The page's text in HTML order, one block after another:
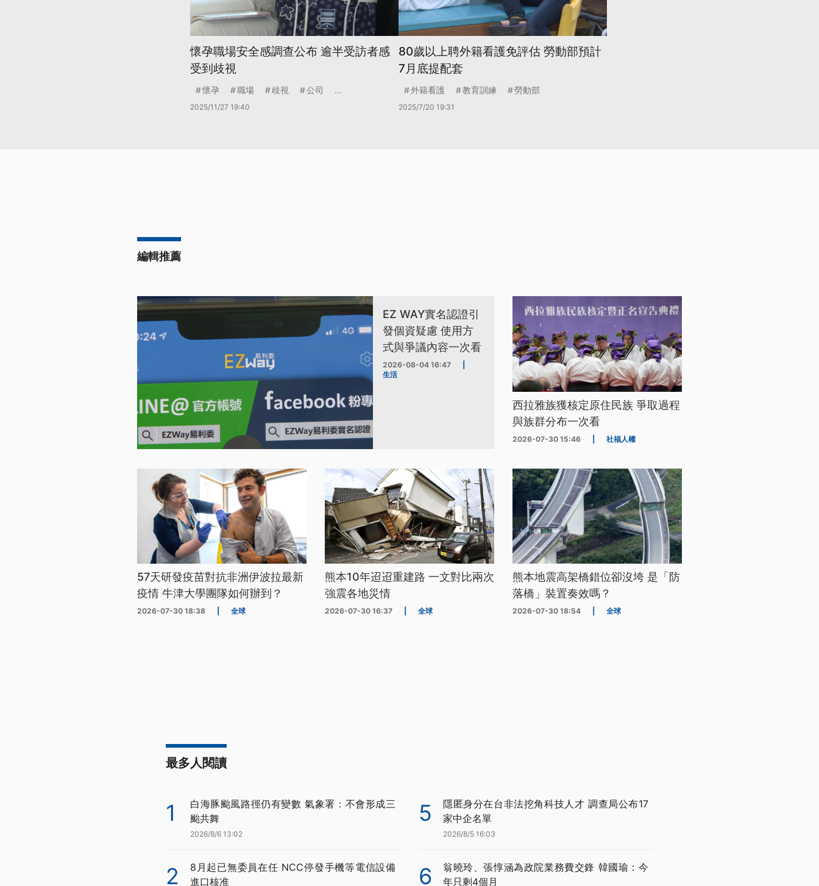
懷孕職場安全感調查公布 逾半受訪者感
受到歧視
懷孕 職場 歧視 公司 ...
2025/11/27 19:40
80歲以上聘外籍看護免評估 勞動部預計
7月底提配套
外籍看護 教育訓練 勞動部
2025/7/20 19:31
編輯推薦
EZ WAY實名認證引
發個資疑慮 使用方
式與爭議內容一次看
2026-08-04 16:47
生活
西拉雅族獲核定原住民族 爭取過程
與族群分布一次看
2026-07-30 15:46 社福人權
57天研發疫苗對抗非洲伊波拉最新
疫情 牛津大學團隊如何辦到？
2026-07-30 18:38 全球
熊本10年迢迢重建路 一文對比兩次
強震各地災情
2026-07-30 16:37 全球
熊本地震高架橋錯位卻沒垮 是「防
落橋」裝置奏效嗎？
2026-07-30 18:54 全球
最多人閱讀
1
白海豚颱風路徑仍有變數 氣象署：不會形成三
颱共舞
2026/8/6 13:02
2
8月起已無委員在任 NCC停發手機等電信設備
進口核准
5
隱匿身分在台非法挖角科技人才 調查局公布17
家中企名單
2026/8/5 16:03
6
翁曉玲、張惇涵為政院業務費交鋒 韓國瑜：今
年只剩4個月